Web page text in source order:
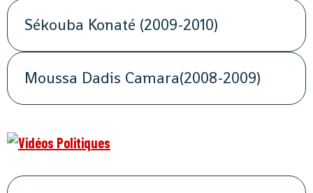
Sékouba Konaté (2009-2010)
Moussa Dadis Camara(2008-2009)